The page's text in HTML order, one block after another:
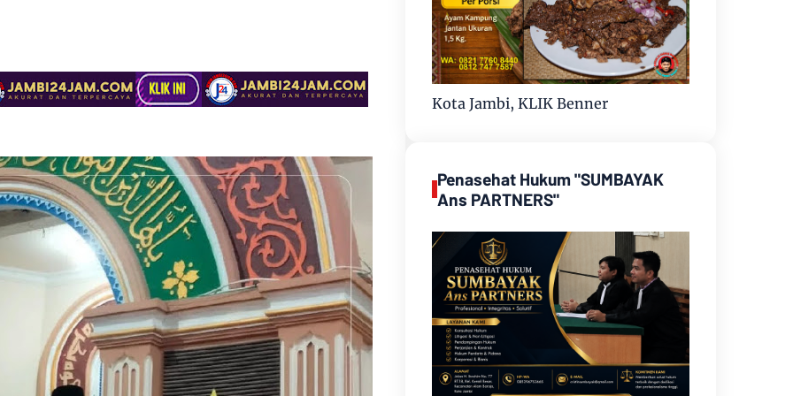
Kota Jambi, KLIK Benner
Penasehat Hukum "SUMBAYAK
Ans PARTNERS"